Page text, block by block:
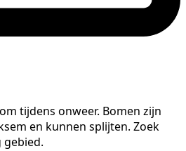
tijdens onweer. Bomen zijn
en kunnen splijten. Zoek
gebied.